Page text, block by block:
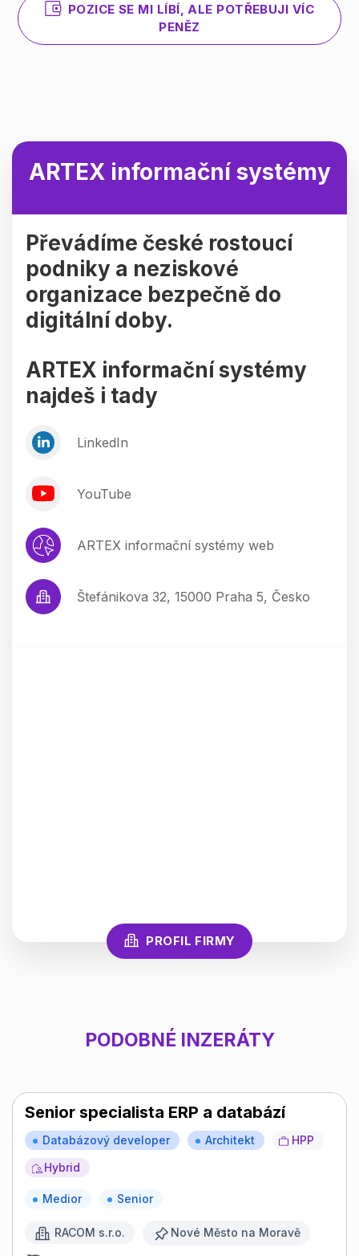
POZICE SE MI LÍBÍ, ALE POTŘEBUJI VÍC
PENĚZ
ARTEX informační systémy
Převádíme české rostoucí
podniky a neziskové
organizace bezpečně do
digitální doby.
ARTEX informační systémy
najdeš i tady
LinkedIn
YouTube
ARTEX informační systémy web
Štefánikova 32, 15000 Praha 5, Česko
PROFIL FIRMY
PODOBNÉ INZERÁTY
Senior specialista ERP a databází
Databázový developer Architekt
HPP
Hybrid
Medior Senior
RACOM s.r.o. Nové Město na Moravě